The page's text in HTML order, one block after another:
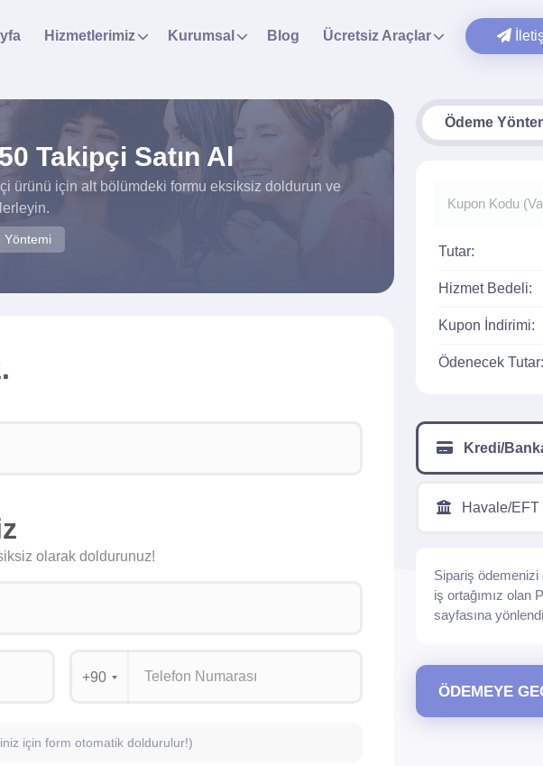
Hizmetlerimiz Kurumsal Blog Ücretsiz Araçlar
Takipçi Satın Al
ürünü için alt bölümdeki formu eksiksiz doldurun ve
Yöntemi
olarak doldurunuz!
+90
için form otomatik doldurulur!)
Ödeme
Tutar:
Hizmet Bedeli:
Kupon İndirimi:
Ödenecek Tutar:
Kredi/
Havale/EFT
Sipariş
iş ortağımız olan
sayfasına
ÖDEMEYE